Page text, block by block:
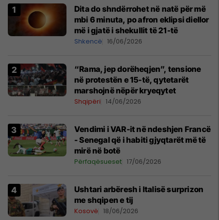
Dita do shndërrohet në natë për më
mbi 6 minuta, po afron eklipsi diellor
më i gjatë i shekullit të 21-të
Shkencë 16/06/2026
“Rama, jep dorëheqjen”, tensione
në protestën e 15-të, qytetarët
marshojnë nëpër kryeqytet
Shqipëri 14/06/2026
Vendimi i VAR-it në ndeshjen Francë
- Senegal që i habiti gjyqtarët më të
mirë në botë
Përfaqësueset 17/06/2026
Ushtari arbëresh i Italisë surprizon
me shqipen e tij
Kosovë 18/06/2026